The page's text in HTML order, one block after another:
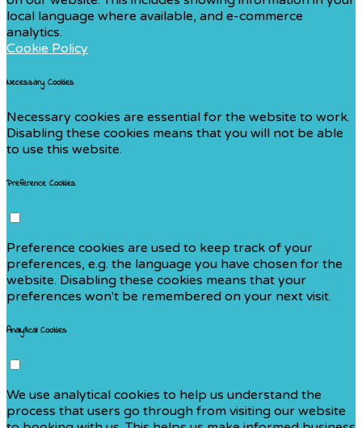
local language where available, and e-commerce
analytics.
Cookie Policy
Necessary Cookies
Necessary cookies are essential for the website to work.
Disabling these cookies means that you will not be able
to use this website.
Preference Cookies
Preference cookies are used to keep track of your
preferences, e.g. the language you have chosen for the
website. Disabling these cookies means that your
preferences won't be remembered on your next visit.
Analytical Cookies
We use analytical cookies to help us understand the
process that users go through from visiting our website